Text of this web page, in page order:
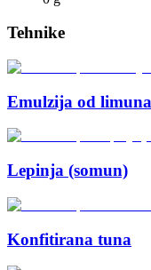
Tehnike
Emulzija od
Lepinja (somun)
Konfitirana tuna